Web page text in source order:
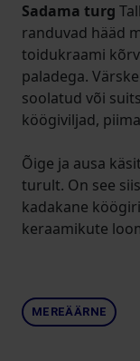
Sadama turg
randuvad hääd
toidukraami
paladega.
soolatud või
köögiviljad,
Õige ja ausa
turult. On see
kadakane
keraamikute
MEREÄÄRNE